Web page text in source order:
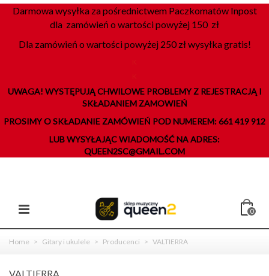
Darmowa wysyłka za pośrednictwem Paczkomatów Inpost
dla zamówień o wartości powyżej 150 zł
Dla zamówień o wartości powyżej 250 zł wysyłka gratis!
UWAGA! WYSTĘPUJĄ CHWILOWE PROBLEMY Z REJESTRACJĄ I
SKŁADANIEM ZAMOWIEŃ
PROSIMY O SKŁADANIE ZAMÓWIEŃ POD NUMEREM: 661 419 912
LUB WYSYŁAJĄC WIADOMOŚĆ NA ADRES:
QUEEN2SC@GMAIL.COM
0
Home > Gitary i ukulele > Producenci > VALTIERRA
VALTIERRA